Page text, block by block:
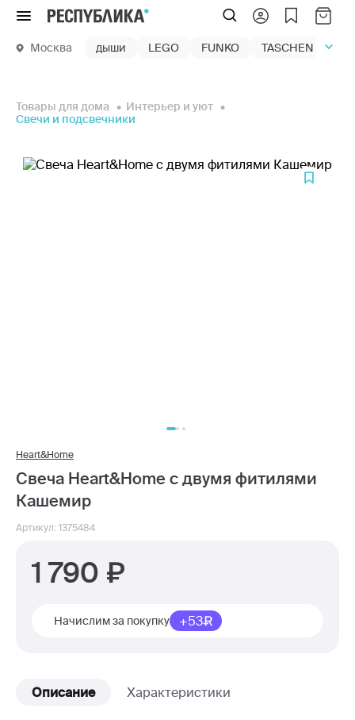
Меню
Москва дыши LEGO FUNKO TASCHEN
Товары для дома
Интерьер и уют
Свечи и подсвечники
Heart&Home
Свеча Heart&Home с двумя фитилями
Кашемир
Артикул: 1375484
1 790
Начислим за покупку +53
Описание Характеристики